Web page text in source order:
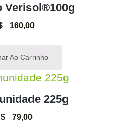
Verisol®100g
160,00
Ao Carrinho
225g
79,00